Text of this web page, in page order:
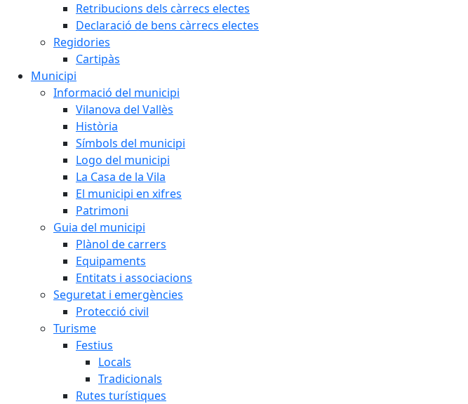
Retribucions dels càrrecs electes
Declaració de bens càrrecs electes
Regidories
Cartipàs
Municipi
Informació del municipi
Vilanova del Vallès
Història
Símbols del municipi
Logo del municipi
La Casa de la Vila
El municipi en xifres
Patrimoni
Guia del municipi
Plànol de carrers
Equipaments
Entitats i associacions
Seguretat i emergències
Protecció civil
Turisme
Festius
Locals
Tradicionals
Rutes turístiques